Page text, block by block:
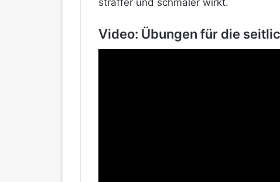
straffer und schmaler wirkt.
Video: Übungen für die